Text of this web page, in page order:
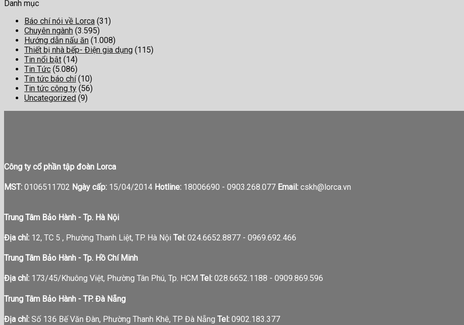
Danh mục
Báo chí nói về Lorca (31)
Chuyên ngành (3.595)
Hướng dẫn nấu ăn (1.008)
Thiết bị nhà bếp- Điện gia dụng (115)
Tin nổi bật (14)
Tin Tức (5.086)
Tin tức báo chí(10)
Tin tức công ty (56)
Uncategorized (9)
Công ty cổ phần tập đoàn Lorca
MST: 0106511702 Ngày cấp: 15/04/2014 Hotline: 18006690 - 0903.268.077 Email: cskh@lorca.vn
Trung Tâm Bảo Hành - Tp. Hà Nội
Địa chỉ: 12, TC 5 , Phường Thanh Liệt, TP. Hà Nội Tel: 024.6652.8877 - 0969.692.466
Trung Tâm Bảo Hành - Tp. Hồ Chí Minh
Địa chỉ: 173/45/Khuông Việt, Phường Tân Phú, Tp. HCM Tel: 028.6652.1188 - 0909.869.596
Trung Tâm Bảo Hành - TP. Đà Nẵng
Địa chỉ: Số 136 Bế Văn Đàn, Phường Thanh Khê, TP Đà Nẵng Tel: 0902.183.377